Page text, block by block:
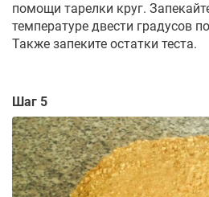
помощи тарелки круг.
температуре двести градусов
Также запеките остатки теста.
Шаг 5